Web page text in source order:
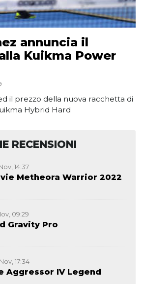
annuncia il
Kuikma Power
il prezzo della nuova racchetta di
Hybrid Hard
RECENSIONI
14:37
Metheora Warrior 2022
09:29
Gravity Pro
17:34
Aggressor IV Legend